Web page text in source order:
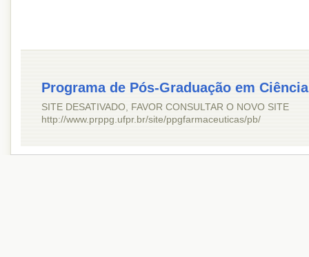
Programa de Pós-Graduação em
SITE DESATIVADO, FAVOR CONSULTAR O NOVO SITE
http://www.prppg.ufpr.br/site/ppgfarmaceuticas/pb/